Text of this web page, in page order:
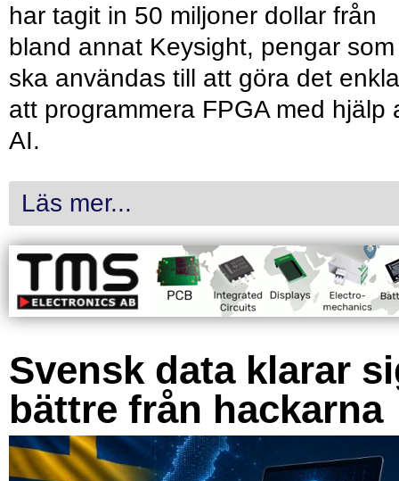
har tagit in 50 miljoner dollar från
bland annat Keysight, pengar som
ska användas till att göra det
att programmera FPGA med hjälp
AI.
Läs mer...
Svensk data klarar
bättre från hackarna